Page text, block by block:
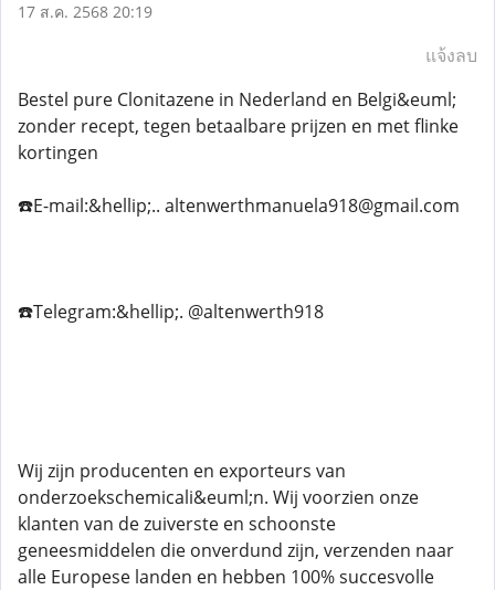
17 ส.ค. 2568 20:19
แจ้งลบ
Bestel pure Clonitazene in Nederland en Belgi&euml;
zonder recept, tegen betaalbare prijzen en met flinke
kortingen
☎️E-mail:&hellip;.. altenwerthmanuela918@gmail.com
☎️Telegram:&hellip;. @altenwerth918
Wij zijn producenten en exporteurs van
onderzoekschemicali&euml;n. Wij voorzien onze
klanten van de zuiverste en schoonste
geneesmiddelen die onverdund zijn, verzenden naar
alle Europese landen en hebben 100% succesvolle